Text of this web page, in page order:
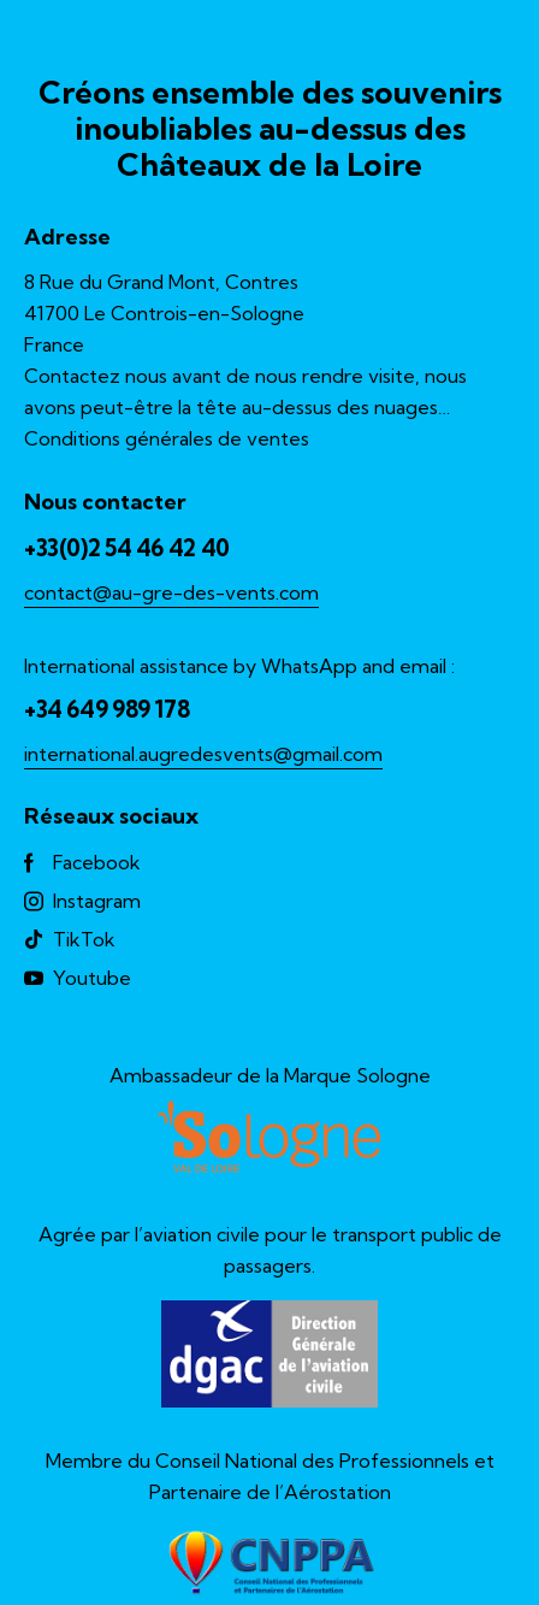
Créons ensemble des souvenirs
inoubliables au-dessus des
Châteaux de la Loire
Adresse
8 Rue du Grand Mont, Contres
41700 Le Controis-en-Sologne
France
Contactez nous avant de nous rendre visite, nous
avons peut-être la tête au-dessus des nuages…
Conditions générales de ventes
Nous contacter
+33(0)2 54 46 42 40
contact@au-gre-des-vents.com
International assistance by WhatsApp and email :
+34 649 989 178
international.augredesvents@gmail.com
Réseaux sociaux
Facebook
Instagram
TikTok
Youtube
Ambassadeur de la Marque Sologne
Agrée par l’aviation civile pour le transport public de
passagers.
Membre du Conseil National des Professionnels et
Partenaire de l’Aérostation